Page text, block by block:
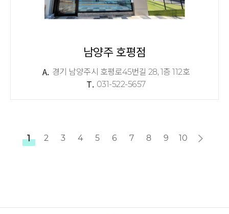
남양주 호평점
A. 경기 남양주시 호평로45번길 28, 1층 112호
T. 031-522-5657
1 2 3 4 5 6 7 8 9 10